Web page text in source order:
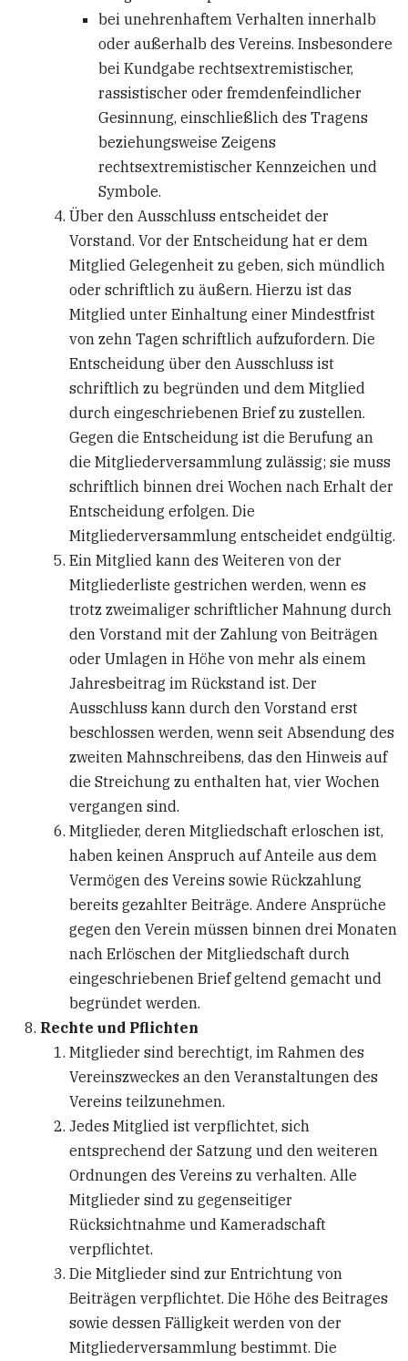
bei unehrenhaftem Verhalten innerhalb
oder außerhalb des Vereins. Insbesondere
bei Kundgabe rechtsextremistischer,
rassistischer oder fremdenfeindlicher
Gesinnung, einschließlich des Tragens
beziehungsweise Zeigens
rechtsextremistischer Kennzeichen und
Symbole.
Über den Ausschluss entscheidet der
Vorstand. Vor der Entscheidung hat er dem
Mitglied Gelegenheit zu geben, sich mündlich
oder schriftlich zu äußern. Hierzu ist das
Mitglied unter Einhaltung einer Mindestfrist
von zehn Tagen schriftlich aufzufordern. Die
Entscheidung über den Ausschluss ist
schriftlich zu begründen und dem Mitglied
durch eingeschriebenen Brief zu zustellen.
Gegen die Entscheidung ist die Berufung an
die Mitgliederversammlung zulässig; sie muss
schriftlich binnen drei Wochen nach Erhalt der
Entscheidung erfolgen. Die
Mitgliederversammlung entscheidet endgültig.
Ein Mitglied kann des Weiteren von der
Mitgliederliste gestrichen werden, wenn es
trotz zweimaliger schriftlicher Mahnung durch
den Vorstand mit der Zahlung von Beiträgen
oder Umlagen in Höhe von mehr als einem
Jahresbeitrag im Rückstand ist. Der
Ausschluss kann durch den Vorstand erst
beschlossen werden, wenn seit Absendung des
zweiten Mahnschreibens, das den Hinweis auf
die Streichung zu enthalten hat, vier Wochen
vergangen sind.
Mitglieder, deren Mitgliedschaft erloschen ist,
haben keinen Anspruch auf Anteile aus dem
Vermögen des Vereins sowie Rückzahlung
bereits gezahlter Beiträge. Andere Ansprüche
gegen den Verein müssen binnen drei Monaten
nach Erlöschen der Mitgliedschaft durch
eingeschriebenen Brief geltend gemacht und
begründet werden.
Rechte und Pflichten
Mitglieder sind berechtigt, im Rahmen des
Vereinszweckes an den Veranstaltungen des
Vereins teilzunehmen.
Jedes Mitglied ist verpflichtet, sich
entsprechend der Satzung und den weiteren
Ordnungen des Vereins zu verhalten. Alle
Mitglieder sind zu gegenseitiger
Rücksichtnahme und Kameradschaft
verpflichtet.
Die Mitglieder sind zur Entrichtung von
Beiträgen verpflichtet. Die Höhe des Beitrages
sowie dessen Fälligkeit werden von der
Mitgliederversammlung bestimmt. Die